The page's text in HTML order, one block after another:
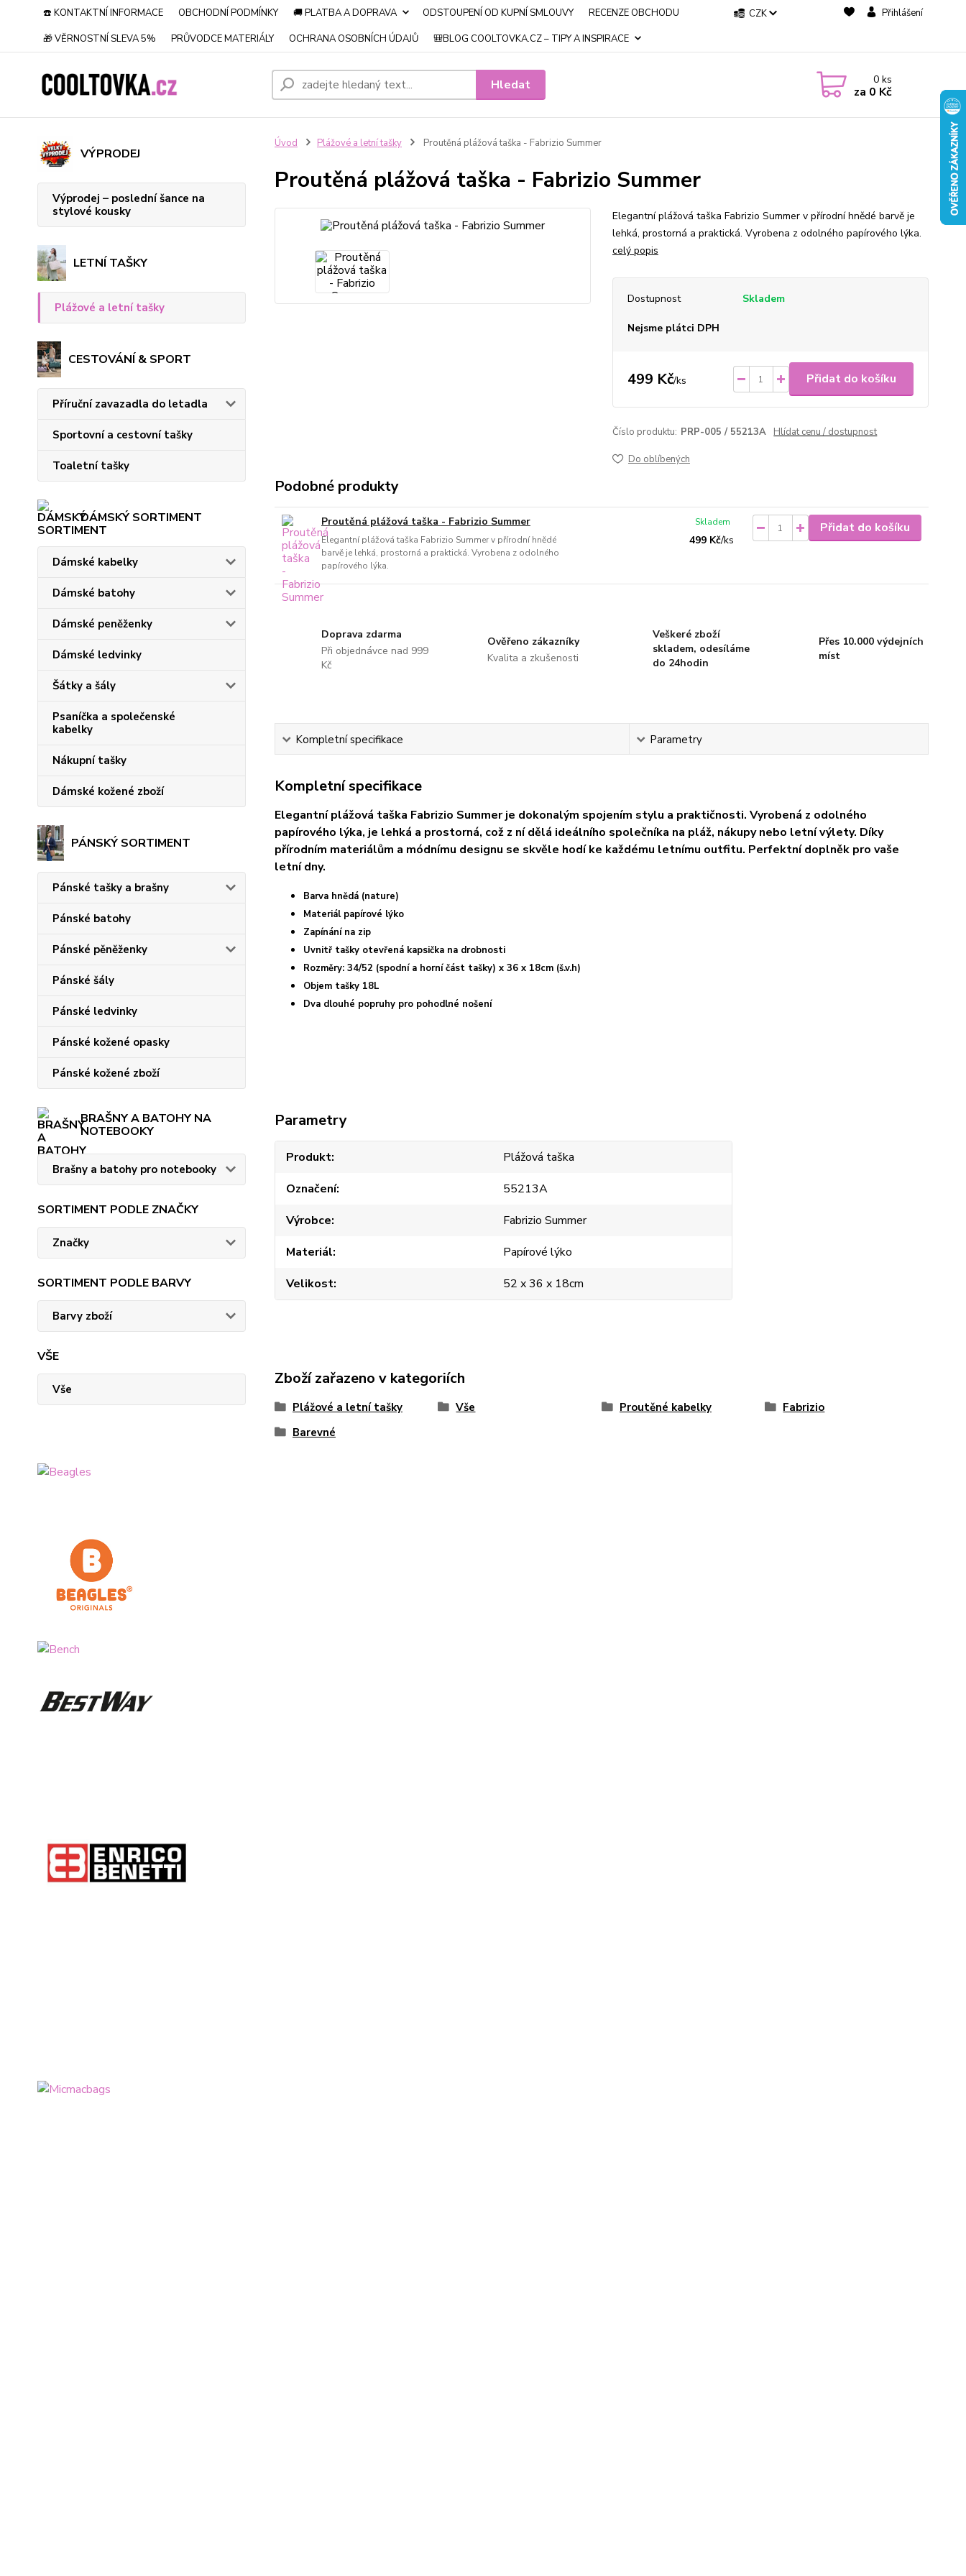
☎️ KONTAKTNÍ INFORMACE OBCHODNÍ PODMÍNKY 🚚 PLATBA A DOPRAVA ODSTOUPENÍ OD KUPNÍ SMLOUVY
RECENZE OBCHODU
🎁 VĚRNOSTNÍ SLEVA 5%
PRŮVODCE MATERIÁLY OCHRANA OSOBNÍCH ÚDAJŮ 🎒BLOG COOLTOVKA.CZ – TIPY A INSPIRACE
CZK Přihlášení
Hledat 0ks
za 0 Kč
VÝPRODEJ
Výprodej – poslední šance na
stylové kousky
LETNÍ TAŠKY
Plážové a letní tašky
CESTOVÁNÍ & SPORT
Příruční zavazadla do letadla
Sportovní a cestovní tašky
Toaletní tašky
DÁMSKÝ SORTIMENT
Dámské kabelky
Dámské batohy
Dámské peněženky
Dámské ledvinky
Šátky a šály
Psaníčka a společenské
kabelky
Nákupní tašky
Dámské kožené zboží
PÁNSKÝ SORTIMENT
Pánské tašky a brašny
Pánské batohy
Pánské pěněženky
Pánské šály
Pánské ledvinky
Pánské kožené opasky
Pánské kožené zboží
BRAŠNY A BATOHY NA
NOTEBOOKY
Brašny a batohy pro notebooky
SORTIMENT PODLE ZNAČKY
Značky
SORTIMENT PODLE BARVY
Barvy zboží
VŠE
Vše
Úvod Plážové a letní tašky Proutěná plážová taška - Fabrizio Summer
Proutěná plážová taška - Fabrizio Summer
Elegantní plážová taška Fabrizio Summer v přírodní hnědé barvě je
lehká, prostorná a praktická. Vyrobena z odolného papírového lýka.
celý popis
Dostupnost Skladem
Nejsme plátci DPH
499 Kč/ks Přidat do košíku
Číslo produktu: PRP-005 / 55213A Hlídat cenu / dostupnost
Do oblíbených
Podobné produkty
Proutěná plážová taška - Fabrizio Summer
Elegantní plážová taška Fabrizio Summer v přírodní hnědé
barvě je lehká, prostorná a praktická. Vyrobena z odolného
papírového lýka.
499 Kč/ks
Skladem Přidat do košíku
Doprava zdarma
Při objednávce nad 999
Kč
Ověřeno zákazníky
Kvalita a zkušenosti
Veškeré zboží
skladem, odesíláme
do 24hodin
Přes 10.000 výdejních
míst
Kompletní specifikace Parametry
Kompletní specifikace
Elegantní plážová taška Fabrizio Summer je dokonalým spojením stylu a praktičnosti. Vyrobená z odolného
papírového lýka, je lehká a prostorná, což z ní dělá ideálního společníka na pláž, nákupy nebo letní výlety. Díky
přírodním materiálům a módnímu designu se skvěle hodí ke každému letnímu outfitu. Perfektní doplněk pro vaše
letní dny.
Barva hnědá (nature)
Materiál papírové lýko
Zapínání na zip
Uvnitř tašky otevřená kapsička na drobnosti
Rozměry: 34/52 (spodní a horní část tašky) x 36 x 18cm (š.v.h)
Objem tašky 18L
Dva dlouhé popruhy pro pohodlné nošení
Parametry
Produkt
Plážová taška
Označení
55213A
Výrobce
Fabrizio Summer
Materiál
Papírové lýko
Velikost
52 x 36 x 18cm
Zboží zařazeno v kategoriích
Plážové a letní tašky Vše Proutěné kabelky
Fabrizio
Barevné